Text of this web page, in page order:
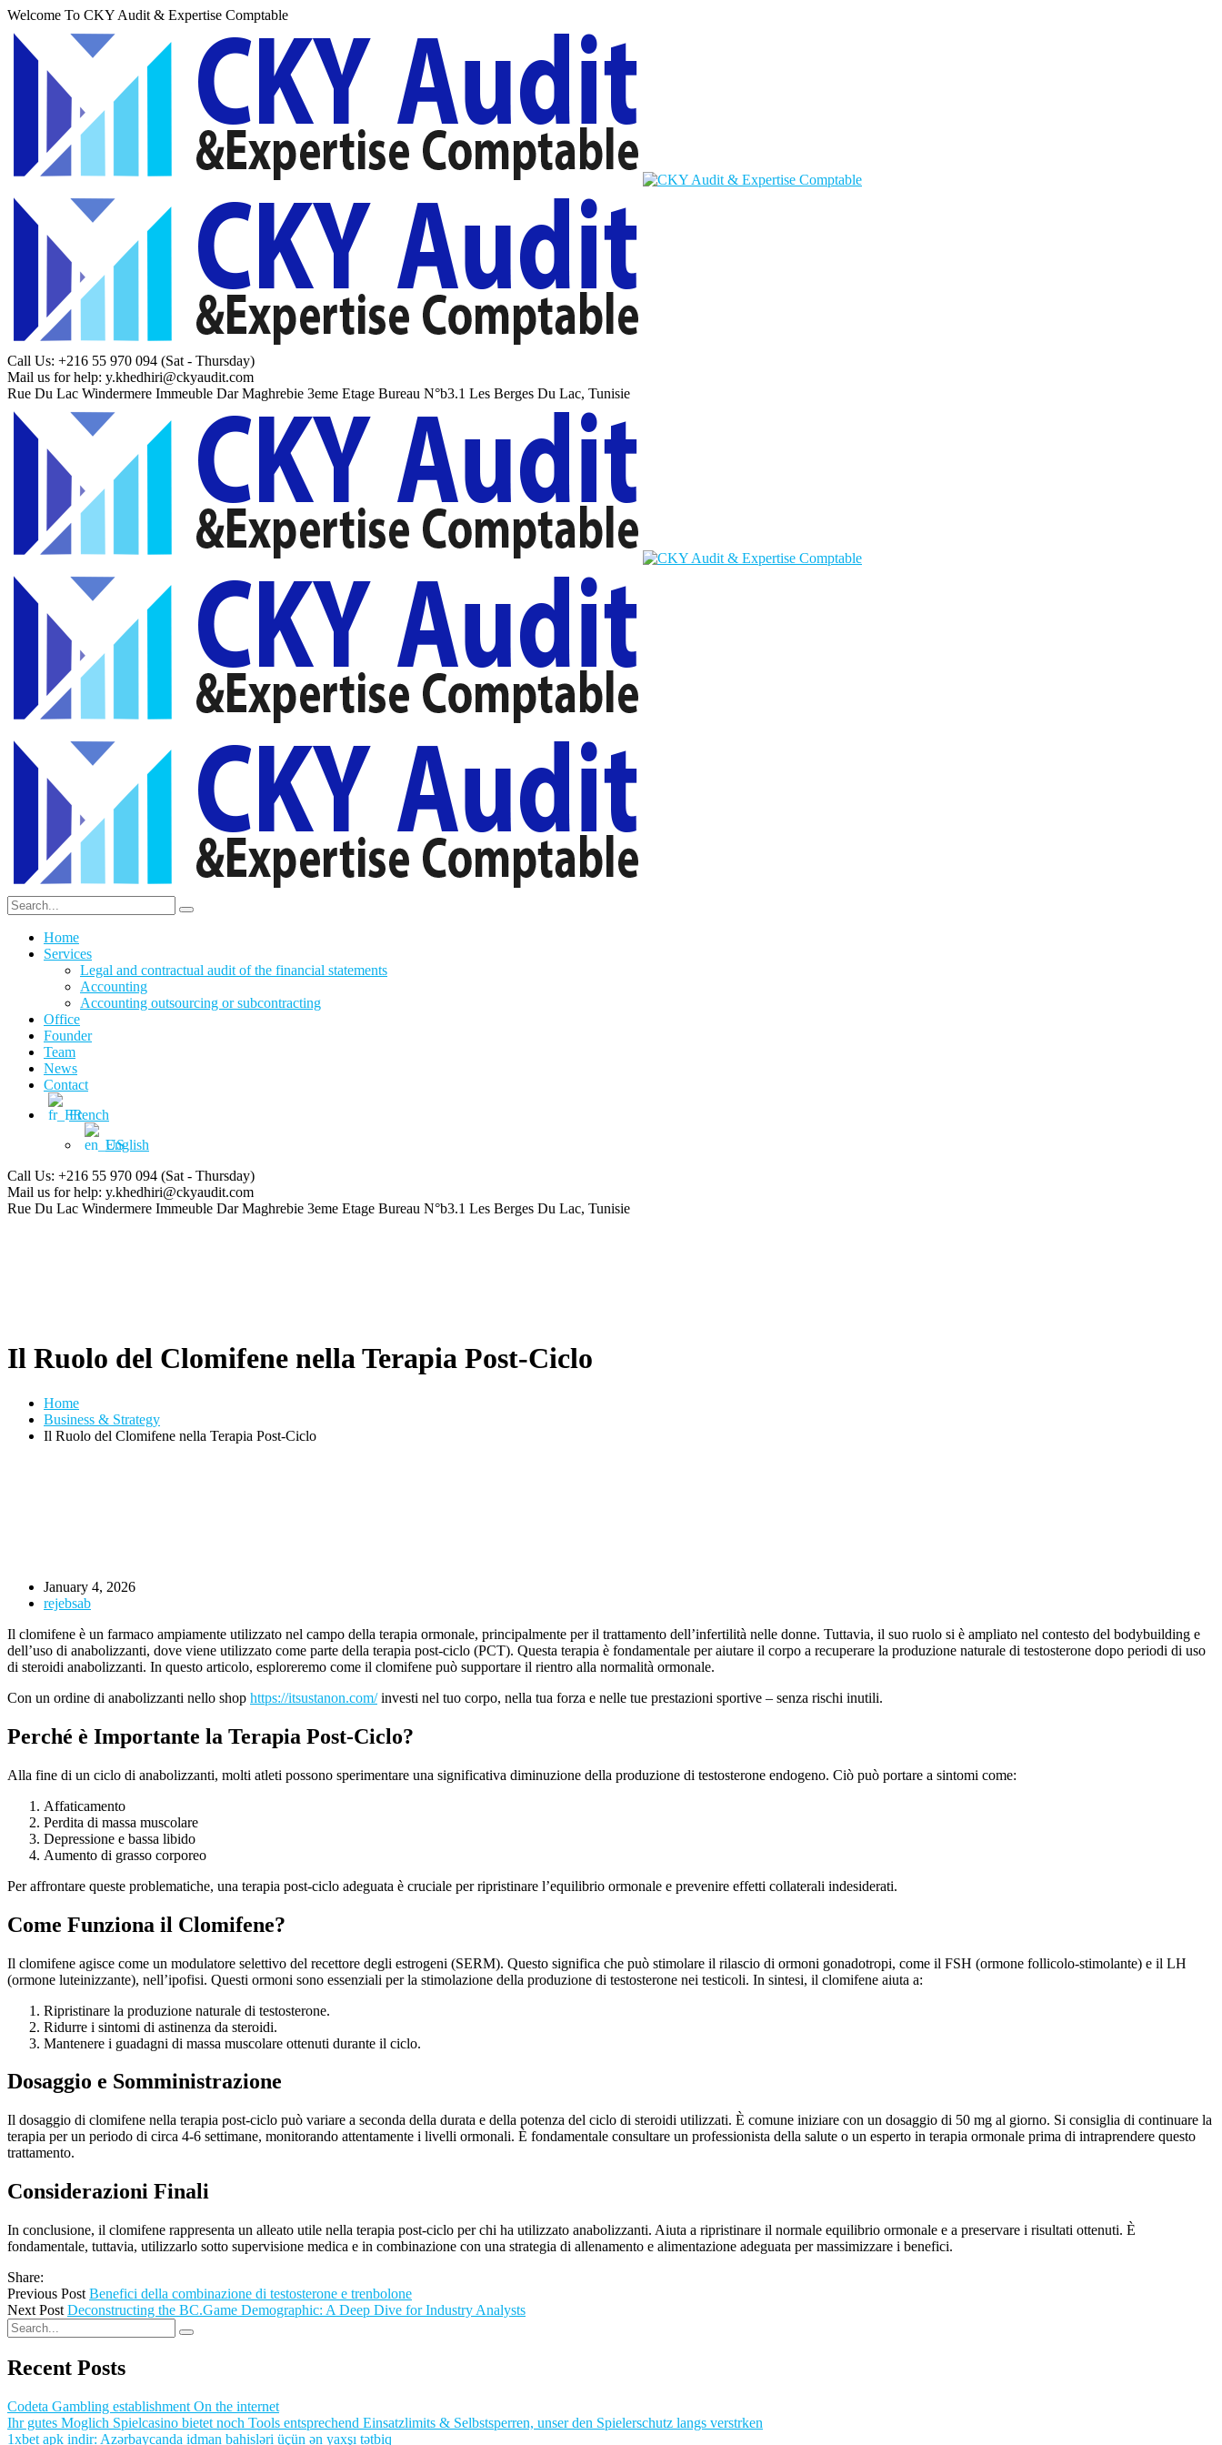
Welcome To CKY Audit & Expertise Comptable
Call Us: +216 55 970 094 (Sat - Thursday)
Mail us for help: y.khedhiri@ckyaudit.com
Rue Du Lac Windermere Immeuble Dar Maghrebie 3eme Etage Bureau N°b3.1 Les Berges Du Lac, Tunisie
Home
Services
Legal and contractual audit of the financial statements
Accounting
Accounting outsourcing or subcontracting
Office
Founder
Team
News
Contact
French
English
Call Us: +216 55 970 094 (Sat - Thursday)
Mail us for help: y.khedhiri@ckyaudit.com
Rue Du Lac Windermere Immeuble Dar Maghrebie 3eme Etage Bureau N°b3.1 Les Berges Du Lac, Tunisie
Il Ruolo del Clomifene nella Terapia Post-Ciclo
Home
Business & Strategy
Il Ruolo del Clomifene nella Terapia Post-Ciclo
January 4, 2026
rejebsab
Il clomifene è un farmaco ampiamente utilizzato nel campo della terapia ormonale, principalmente per il trattamento dell’infertilità nelle donne. Tuttavia, il suo ruolo si è ampliato nel contesto del bodybuilding e
dell’uso di anabolizzanti, dove viene utilizzato come parte della terapia post-ciclo (PCT). Questa terapia è fondamentale per aiutare il corpo a recuperare la produzione naturale di testosterone dopo periodi di uso
di steroidi anabolizzanti. In questo articolo, esploreremo come il clomifene può supportare il rientro alla normalità ormonale.
Con un ordine di anabolizzanti nello shop https://itsustanon.com/investi nel tuo corpo, nella tua forza e nelle tue prestazioni sportive – senza rischi inutili.
Perché è Importante la Terapia Post-Ciclo?
Alla fine di un ciclo di anabolizzanti, molti atleti possono sperimentare una significativa diminuzione della produzione di testosterone endogeno. Ciò può portare a sintomi come:
Affaticamento
Perdita di massa muscolare
Depressione e bassa libido
Aumento di grasso corporeo
Per affrontare queste problematiche, una terapia post-ciclo adeguata è cruciale per ripristinare l’equilibrio ormonale e prevenire effetti collaterali indesiderati.
Come Funziona il Clomifene?
Il clomifene agisce come un modulatore selettivo del recettore degli estrogeni (SERM). Questo significa che può stimolare il rilascio di ormoni gonadotropi, come il FSH (ormone follicolo-stimolante) e il LH
(ormone luteinizzante), nell’ipofisi. Questi ormoni sono essenziali per la stimolazione della produzione di testosterone nei testicoli. In sintesi, il clomifene aiuta a:
Ripristinare la produzione naturale di testosterone.
Ridurre i sintomi di astinenza da steroidi.
Mantenere i guadagni di massa muscolare ottenuti durante il ciclo.
Dosaggio e Somministrazione
Il dosaggio di clomifene nella terapia post-ciclo può variare a seconda della durata e della potenza del ciclo di steroidi utilizzati. È comune iniziare con un dosaggio di 50 mg al giorno. Si consiglia di continuare la
terapia per un periodo di circa 4-6 settimane, monitorando attentamente i livelli ormonali. È fondamentale consultare un professionista della salute o un esperto in terapia ormonale prima di intraprendere questo
trattamento.
Considerazioni Finali
In conclusione, il clomifene rappresenta un alleato utile nella terapia post-ciclo per chi ha utilizzato anabolizzanti. Aiuta a ripristinare il normale equilibrio ormonale e a preservare i risultati ottenuti. È
fondamentale, tuttavia, utilizzarlo sotto supervisione medica e in combinazione con una strategia di allenamento e alimentazione adeguata per massimizzare i benefici.
Share:
Previous Post Benefici della combinazione di testosterone e trenbolone
Next Post Deconstructing the BC.Game Demographic: A Deep Dive for Industry Analysts
Recent Posts
Codeta Gambling establishment On the internet
Ihr gutes Moglich Spielcasino bietet noch Tools entsprechend Einsatzlimits & Selbstsperren, unser den Spielerschutz langs verstrken
1xbet apk indir: Azərbaycanda idman bahisləri üçün ən yaxşı tətbiq